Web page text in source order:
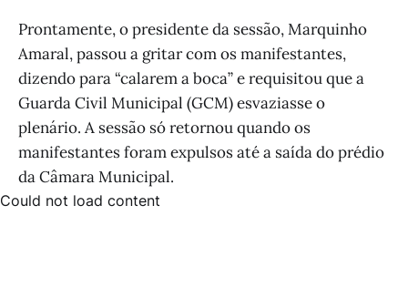
Prontamente, o presidente da sessão, Marquinho
Amaral, passou a gritar com os manifestantes,
dizendo para “calarem a boca” e requisitou que a
Guarda Civil Municipal (GCM) esvaziasse o
plenário. A sessão só retornou quando os
manifestantes foram expulsos até a saída do prédio
da Câmara Municipal.
Could not load content